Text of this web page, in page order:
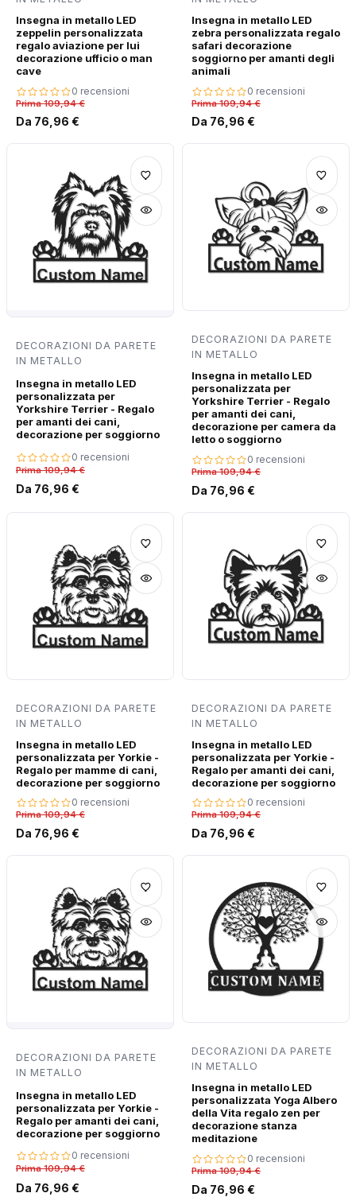
Insegna in metallo LED
zeppelin personalizzata
regalo aviazione per lui
decorazione ufficio o man
cave
0 recensioni
Prima 109,94 €
Da 76,96 €
Insegna in metallo LED
zebra personalizzata regalo
safari decorazione
soggiorno per amanti degli
animali
0 recensioni
Prima 109,94 €
Da 76,96 €
DECORAZIONI DA PARETE
IN METALLO
Insegna in metallo LED
personalizzata per
Yorkshire Terrier - Regalo
per amanti dei cani,
decorazione per soggiorno
0 recensioni
Prima 109,94 €
Da 76,96 €
DECORAZIONI DA PARETE
IN METALLO
Insegna in metallo LED
personalizzata per
Yorkshire Terrier - Regalo
per amanti dei cani,
decorazione per camera da
letto o soggiorno
0 recensioni
Prima 109,94 €
Da 76,96 €
DECORAZIONI DA PARETE
IN METALLO
Insegna in metallo LED
personalizzata per Yorkie -
Regalo per mamme di cani,
decorazione per soggiorno
0 recensioni
Prima 109,94 €
Da 76,96 €
DECORAZIONI DA PARETE
IN METALLO
Insegna in metallo LED
personalizzata per Yorkie -
Regalo per amanti dei cani,
decorazione per soggiorno
0 recensioni
Prima 109,94 €
Da 76,96 €
DECORAZIONI DA PARETE
IN METALLO
Insegna in metallo LED
personalizzata per Yorkie -
Regalo per amanti dei cani,
decorazione per soggiorno
0 recensioni
Prima 109,94 €
Da 76,96 €
DECORAZIONI DA PARETE
IN METALLO
Insegna in metallo LED
personalizzata Yoga Albero
della Vita regalo zen per
decorazione stanza
meditazione
0 recensioni
Prima 109,94 €
Da 76,96 €